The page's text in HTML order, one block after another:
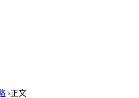
›正文